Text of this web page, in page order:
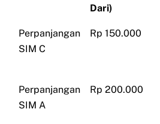
Dari)
Perpanjangan
SIM C
Rp 150.000
Perpanjangan
SIM A
Rp 200.000